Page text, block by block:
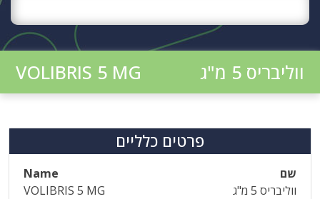
ווליבריס 5 מ"ג VOLIBRIS 5 MG
פרטים כלליים
שם
Name
ווליבריס 5 מ"ג
VOLIBRIS 5 MG